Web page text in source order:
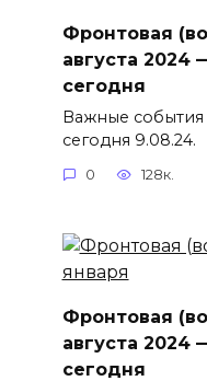
Фронтовая
августа 2024
сегодня
Важные
сегодня 9.08.24.
0 128к.
Фронтовая
августа 2024
сегодня